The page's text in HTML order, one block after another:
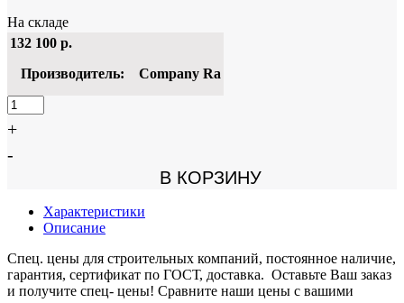
На складе
132 100 р.
Производитель:
Company Ra
+
-
В КОРЗИНУ
Характеристики
Описание
Спец. цены для строительных компаний, постоянное наличие,
гарантия, сертификат по ГОСТ, доставка. Оставьте Ваш заказ
и получите спец- цены! Сравните наши цены с вашими